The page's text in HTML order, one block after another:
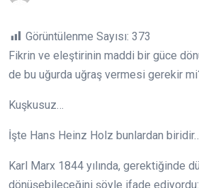
Görüntülenme Sayısı: 373
Fikrin ve eleştirinin maddi bir güce
de bu uğurda uğraş vermesi gerekir
Kuşkusuz…
İşte Hans Heinz Holz bunlardan
Karl Marx 1844 yılında, gerektiğinde
dönüşebileceğini şöyle ifade